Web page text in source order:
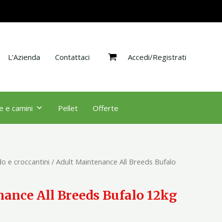
L’Azienda Contattaci Accedi/Registrati
e camini Pellet Offerte
e croccantini / Adult Maintenance All Breeds Bufalo
All Breeds Bufalo 12kg
Bufalo